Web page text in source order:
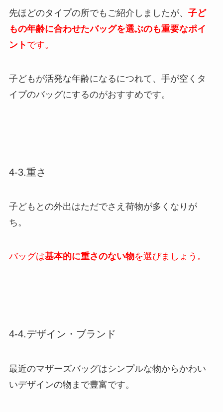
先ほどのタイプの所でもご紹介しましたが、 子ど
もの年齢に合わせたバッグを選ぶのも重要なポイ
ント です。
子どもが活発な年齢になるにつれて、手が空くタ
イプのバッグにするのがおすすめです。
4-3.重さ
子どもとの外出はただでさえ荷物が多くなりが
ち。
バッグは基本的に重さのない物を選びましょう。
4-4.デザイン・ブランド
最近のマザーズバッグはシンプルな物からかわい
いデザインの物まで豊富です。